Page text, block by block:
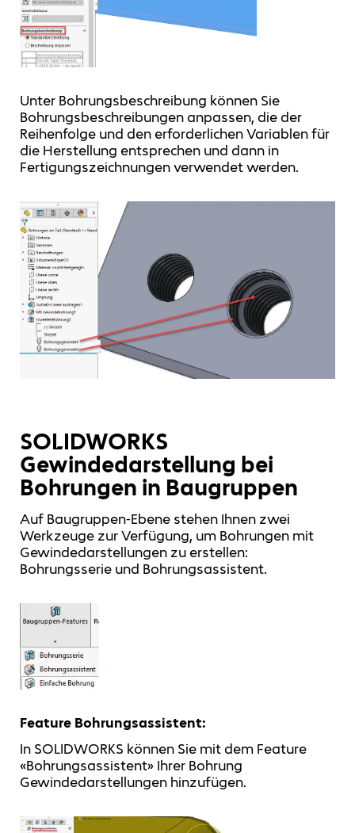
Unter Bohrungsbeschreibung können Sie
Bohrungsbeschreibungen anpassen, die der
Reihenfolge und den erforderlichen Variablen für
die Herstellung entsprechen und dann in
Fertigungszeichnungen verwendet werden.
SOLIDWORKS
Gewindedarstellung bei
Bohrungen in Baugruppen
Auf Baugruppen-Ebene stehen Ihnen zwei
Werkzeuge zur Verfügung, um Bohrungen mit
Gewindedarstellungen zu erstellen:
Bohrungsserie und Bohrungsassistent.
Feature Bohrungsassistent:
In SOLIDWORKS können Sie mit dem Feature
«Bohrungsassistent» Ihrer Bohrung
Gewindedarstellungen hinzufügen.